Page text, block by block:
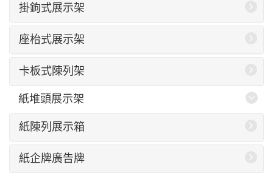
掛鉤式展示架
座枱式展示架
卡板式陳列架
紙堆頭展示架
紙陳列展示箱
紙企牌廣告牌